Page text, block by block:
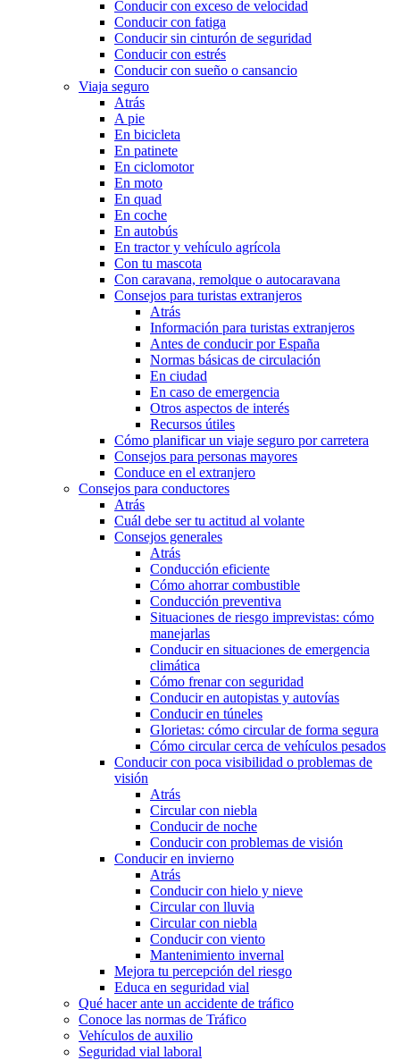
Conducir con exceso de velocidad
Conducir con fatiga
Conducir sin cinturón de seguridad
Conducir con estrés
Conducir con sueño o cansancio
Viaja seguro
Atrás
A pie
En bicicleta
En patinete
En ciclomotor
En moto
En quad
En coche
En autobús
En tractor y vehículo agrícola
Con tu mascota
Con caravana, remolque o autocaravana
Consejos para turistas extranjeros
Atrás
Información para turistas extranjeros
Antes de conducir por España
Normas básicas de circulación
En ciudad
En caso de emergencia
Otros aspectos de interés
Recursos útiles
Cómo planificar un viaje seguro por carretera
Consejos para personas mayores
Conduce en el extranjero
Consejos para conductores
Atrás
Cuál debe ser tu actitud al volante
Consejos generales
Atrás
Conducción eficiente
Cómo ahorrar combustible
Conducción preventiva
Situaciones de riesgo imprevistas: cómo
manejarlas
Conducir en situaciones de emergencia
climática
Cómo frenar con seguridad
Conducir en autopistas y autovías
Conducir en túneles
Glorietas: cómo circular de forma segura
Cómo circular cerca de vehículos pesados
Conducir con poca visibilidad o problemas de
visión
Atrás
Circular con niebla
Conducir de noche
Conducir con problemas de visión
Conducir en invierno
Atrás
Conducir con hielo y nieve
Circular con lluvia
Circular con niebla
Conducir con viento
Mantenimiento invernal
Mejora tu percepción del riesgo
Educa en seguridad vial
Qué hacer ante un accidente de tráfico
Conoce las normas de Tráfico
Vehículos de auxilio
Seguridad vial laboral